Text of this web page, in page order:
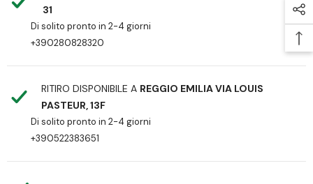
31
Di solito pronto in 2-4 giorni
+390280828320
RITIRO DISPONIBILE A REGGIO EMILIA VIA LOUIS
PASTEUR, 13F
Di solito pronto in 2-4 giorni
+390522383651